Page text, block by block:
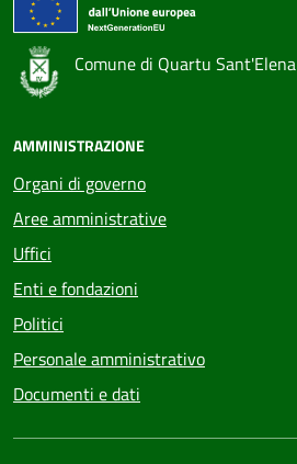
Comune di Quartu Sant'Elena
AMMINISTRAZIONE
Organi di governo
Aree amministrative
Uffici
Enti e fondazioni
Politici
Personale amministrativo
Documenti e dati